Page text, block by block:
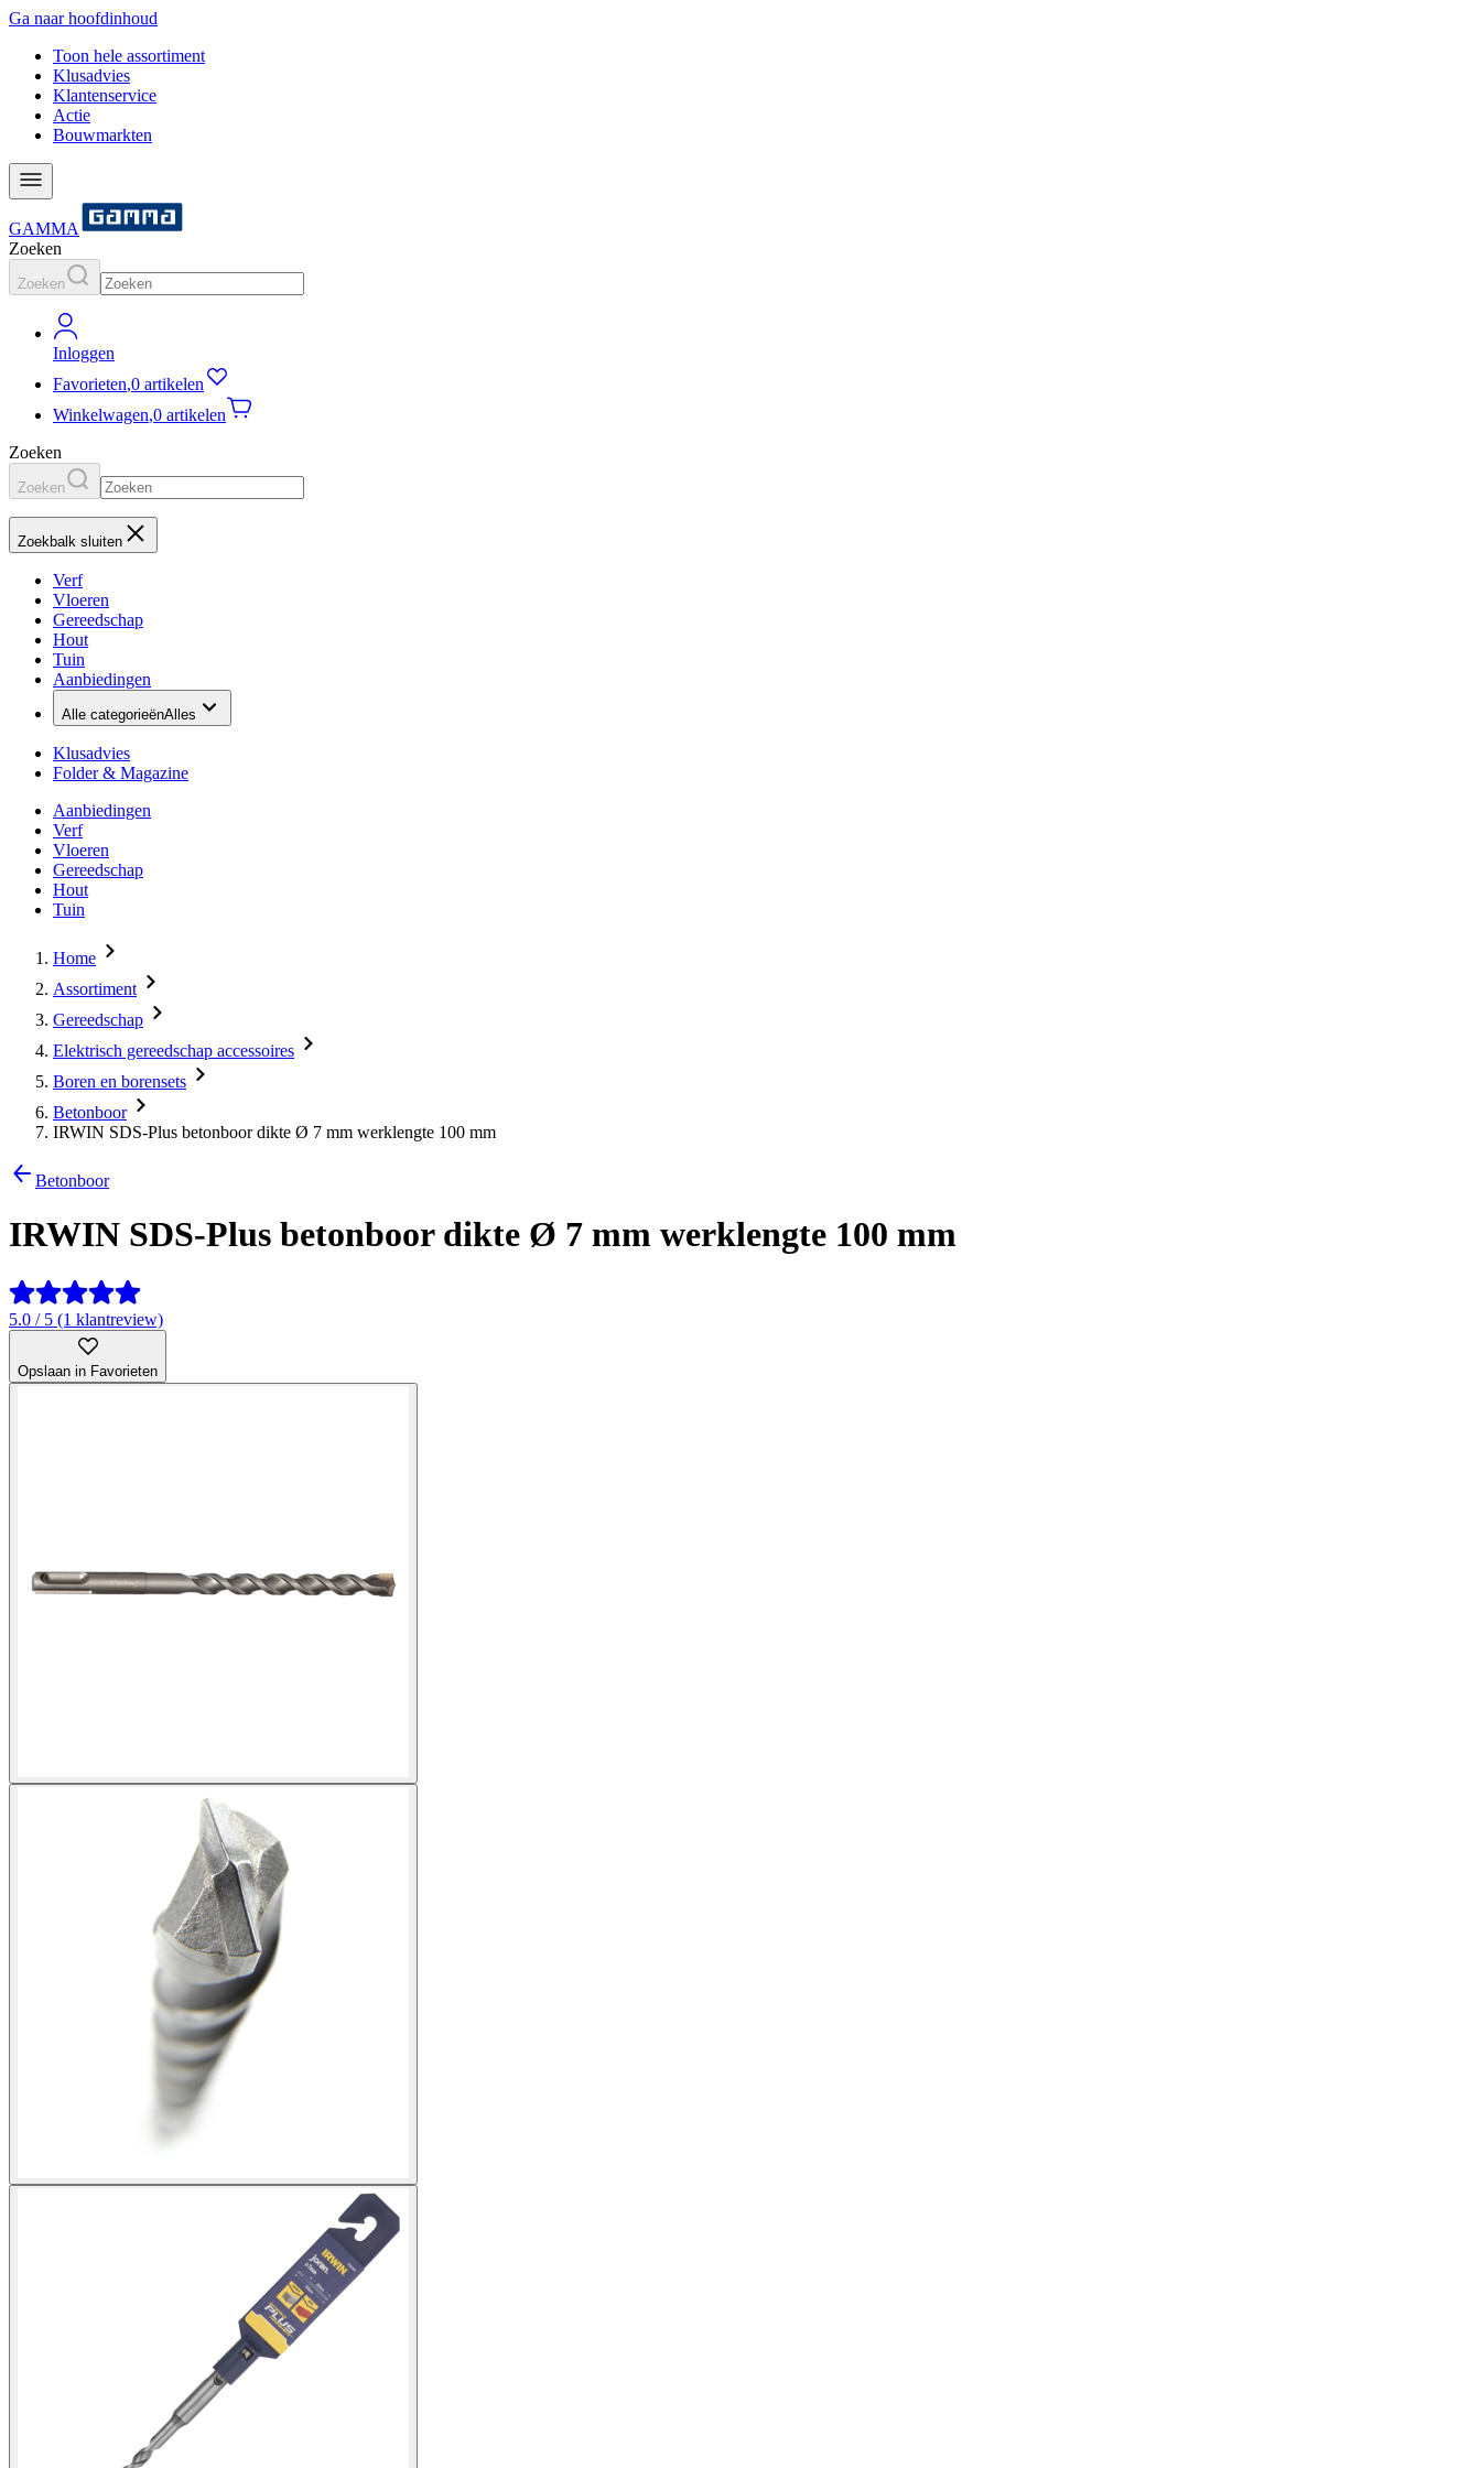
Ga naar hoofdinhoud
Toon hele assortiment
Klusadvies
Klantenservice
Actie
Bouwmarkten
GAMMA
Zoeken
Zoeken
Inloggen
Favorieten,0 artikelen
Winkelwagen,0 artikelen
Zoeken
Zoeken
Zoekbalk sluiten
Verf
Vloeren
Gereedschap
Hout
Tuin
Aanbiedingen
Alle categorieënAlles
Klusadvies
Folder & Magazine
Aanbiedingen
Verf
Vloeren
Gereedschap
Hout
Tuin
Home
Assortiment
Gereedschap
Elektrisch gereedschap accessoires
Boren en borensets
Betonboor
IRWIN SDS-Plus betonboor dikte Ø 7 mm werklengte 100 mm
Betonboor
IRWIN SDS-Plus betonboor dikte Ø 7 mm werklengte 100 mm
5.0 / 5 (1 klantreview)
Opslaan in Favorieten